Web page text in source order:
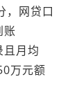
，网贷口
账
月均
万元额